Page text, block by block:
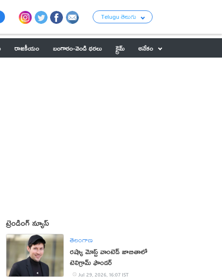
Telugu తెలుగు
రాజకీయం బంగారం-వెండి ధరలు క్రైమ్
అనేకం
ట్రెండింగ్ న్యూస్
తెలంగాణ
రష్యా మోస్ట్ వాంటెడ్ జాబితాలో
టెలిగ్రామ్ ఫౌండర్
Jul 29, 2026, 16:07 IST